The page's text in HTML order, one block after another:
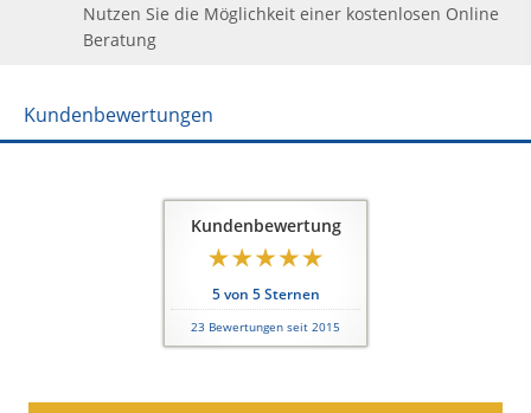
Nutzen Sie die Möglichkeit einer kostenlosen Online
Beratung
Kundenbewertungen
Kundenbewertung
5von 5Sternen
23 Bewertungen seit 2015